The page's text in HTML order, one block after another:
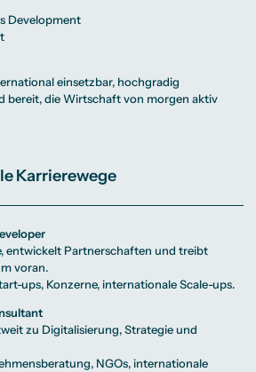
Development
einsetzbar, hochgradig
bereit, die Wirtschaft von morgen aktiv
Karrierewege
entwickelt Partnerschaften und treibt
voran.
ups, Konzerne, internationale Scale-ups.
zu Digitalisierung, Strategie und
NGOs, internationale